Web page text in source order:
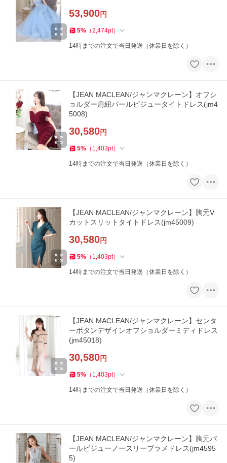
53,900円
5% （2,474pt）
14時までの注文で当日発送（休業日を除く）
【JEAN MACLEAN/ジャンマクレーン】オフシ
ョルダー肩紐パールビジュータイトドレス(jm4
5008)
30,580円
5% （ 1,403pt）
14時までの注文で当日発送（休業日を除く）
【JEAN MACLEAN/ジャンマクレーン】胸元V
カットスリットタイトドレス(jm45009)
30,580円
5% （ 1,403pt）
14時までの注文で当日発送（休業日を除く）
【JEAN MACLEAN/ジャンマクレーン】センタ
ーボタンデザインオフショルダーミディドレス
(jm45018)
30,580円
5% （ 1,403pt）
14時までの注文で当日発送（休業日を除く）
【JEAN MACLEAN/ジャンマクレーン】胸元パ
ールビジューノースリーブラメドレス(jm4595
5)